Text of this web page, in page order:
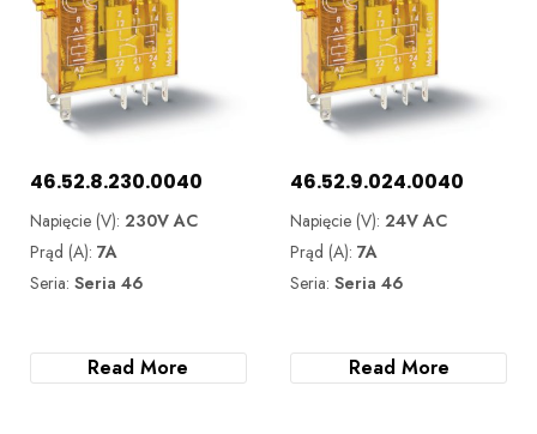
46.52.8.230.0040
Napięcie (V): 230V AC
Prąd (A): 7A
Seria: Seria 46
Read More
46.52.9.024.0040
Napięcie (V): 24V AC
Prąd (A):7A
Seria:Seria 46
Read More